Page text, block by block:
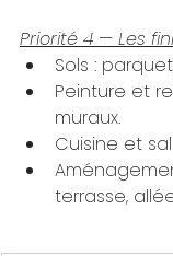
Priorité 4 — Les
Sols :
Peinture et
muraux.
Cuisine et
terrasse,